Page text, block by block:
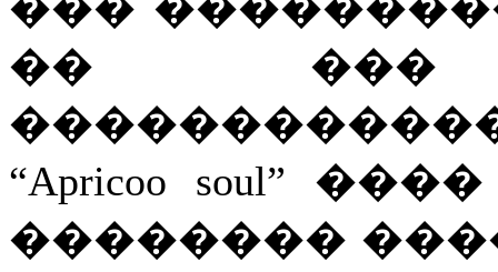
�� ���
������������
“Apricoo soul”
��������